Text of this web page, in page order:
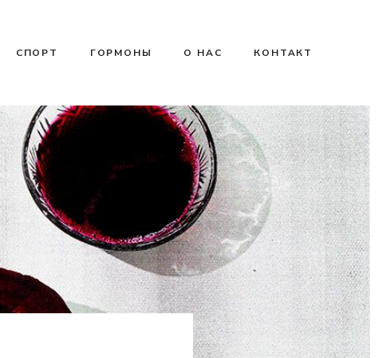
СПОРТ ГОРМОНЫ О НАС КОНТАКТ